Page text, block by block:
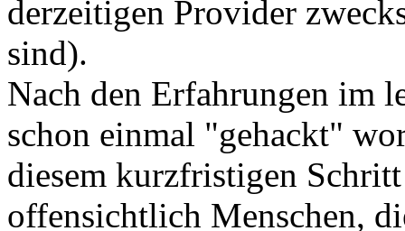
derzeitigen Provider
sind).
Nach den Erfahrungen im
schon einmal "gehackt"
diesem kurzfristigen
offensichtlich Menschen,